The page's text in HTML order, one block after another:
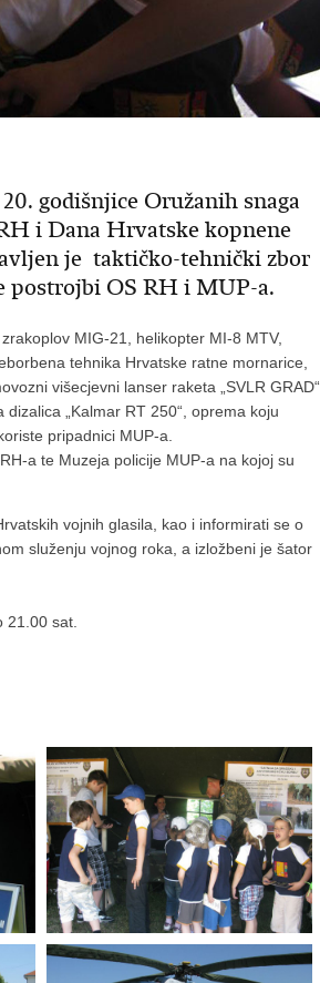
godišnjice Oružanih snaga
i Dana Hrvatske kopnene
je taktičko-tehnički zbor
postrojbi OS RH i MUP-a.
MIG-21, helikopter MI-8 MTV,
tehnika Hrvatske ratne mornarice,
višecjevni lanser raketa „SVLR GRAD“
„Kalmar RT 250“, oprema koju
pripadnici MUP-a.
a te Muzeja policije MUP-a na kojoj su
vojnih glasila, kao i informirati se o
služenju vojnog roka, a izložbeni je šator
sat.